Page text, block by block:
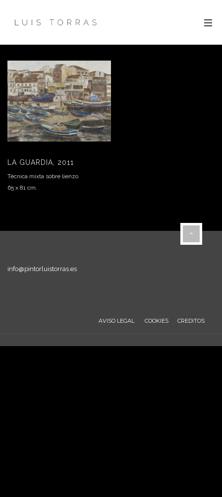
LA GUARDIA, 2011
Técnica mixta sobre lienzo
65 x 81 cm.
info@pintorluistorras.es
AVISO LEGAL COOKIES CREDITOS